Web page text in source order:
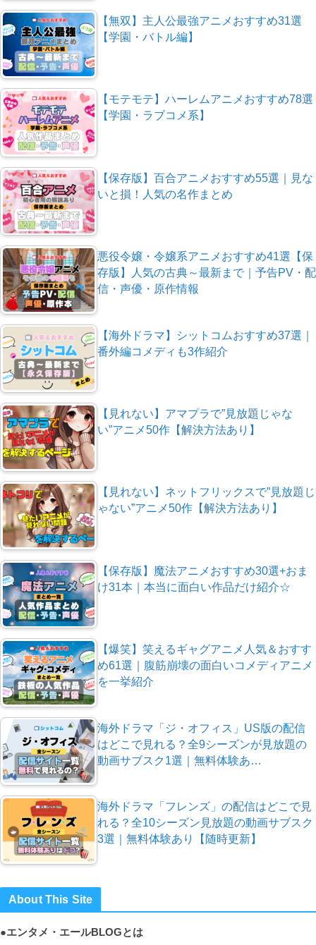
【無双】主人公最強アニメおすすめ31選
【学園・バトル編】
【モテモテ】ハーレムアニメおすすめ78選
【学園・ラブコメ系】
【保存版】百合アニメおすすめ55選｜見な
いと損！人気の名作まとめ
悪役令嬢・令嬢系アニメおすすめ41選【保
存版】人気の古典～最新まで｜予告PV・配
信・声優・原作情報
【海外ドラマ】シットコムおすすめ37選｜
番外編コメディも3作紹介
【見れない】アマプラで”見放題じゃな
い”アニメ50作【解決方法あり】
【見れない】ネットフリックスで”見放題じ
ゃない”アニメ50作【解決方法あり】
【保存版】魔法アニメおすすめ30選+おま
け31本｜本当に面白い作品だけ紹介☆
【爆笑】笑えるギャグアニメ人気＆おすす
め61選｜腹筋崩壊の面白いコメディアニメ
を一挙紹介
海外ドラマ「ジ・オフィス」US版の配信
はどこで見れる？全9シーズンが見放題の
動画サブスク1選｜無料体験あ…
海外ドラマ「フレンズ」の配信はどこで見
れる？全10シーズン見放題の動画サブスク
3選｜無料体験あり【随時更新】
About This Site
●エンタメ・エールBLOGとは